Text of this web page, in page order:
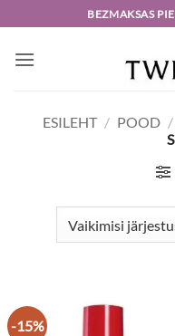
to
content
BEZMAKSAS
ESILEHT / POOD /
-15%